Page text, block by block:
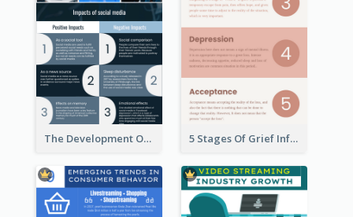
The Development Of Social Media Use Infographic 5 Stages Of Grief Infographic (With Explanation))